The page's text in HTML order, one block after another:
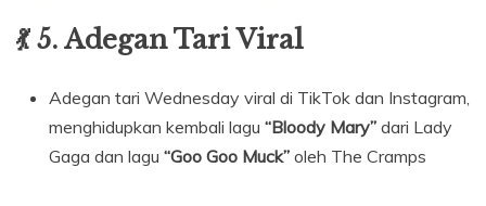
💃 5. Adegan Tari Viral
Adegan tari Wednesday viral di TikTok dan Instagram,
menghidupkan kembali lagu “Bloody Mary” dari Lady
Gaga dan lagu “Goo Goo Muck” oleh The Cramps